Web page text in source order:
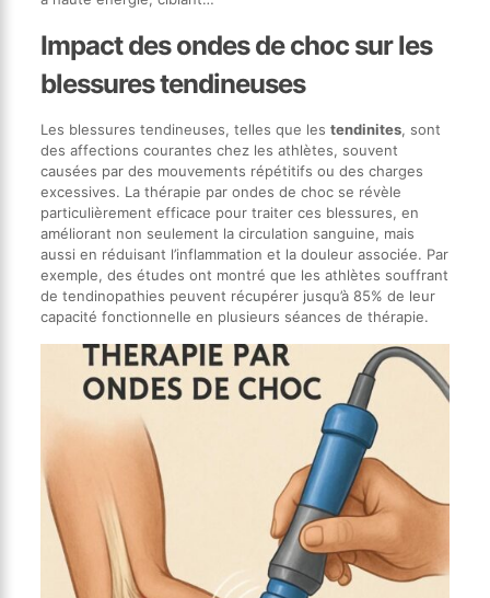
Impact des ondes de choc sur les
blessures tendineuses
Les blessures tendineuses, telles que les tendinites, sont
des affections courantes chez les athlètes, souvent
causées par des mouvements répétitifs ou des charges
excessives. La thérapie par ondes de choc se révèle
particulièrement efficace pour traiter ces blessures, en
améliorant non seulement la circulation sanguine, mais
aussi en réduisant l’inflammation et la douleur associée. Par
exemple, des études ont montré que les athlètes souffrant
de tendinopathies peuvent récupérer jusqu’à 85% de leur
capacité fonctionnelle en plusieurs séances de thérapie.